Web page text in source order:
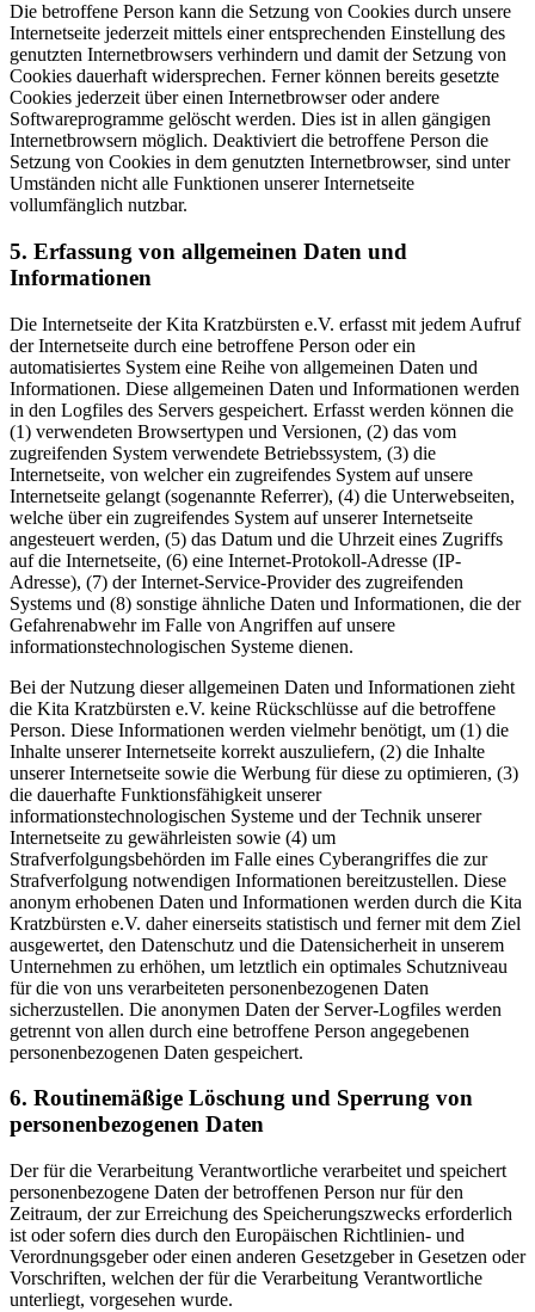
Die betroffene Person kann die Setzung von Cookies durch unsere
Internetseite jederzeit mittels einer entsprechenden Einstellung des
genutzten Internetbrowsers verhindern und damit der Setzung von
Cookies dauerhaft widersprechen. Ferner können bereits gesetzte
Cookies jederzeit über einen Internetbrowser oder andere
Softwareprogramme gelöscht werden. Dies ist in allen gängigen
Internetbrowsern möglich. Deaktiviert die betroffene Person die
Setzung von Cookies in dem genutzten Internetbrowser, sind unter
Umständen nicht alle Funktionen unserer Internetseite
vollumfänglich nutzbar.
5. Erfassung von allgemeinen Daten und
Informationen
Die Internetseite der Kita Kratzbürsten e.V. erfasst mit jedem Aufruf
der Internetseite durch eine betroffene Person oder ein
automatisiertes System eine Reihe von allgemeinen Daten und
Informationen. Diese allgemeinen Daten und Informationen werden
in den Logfiles des Servers gespeichert. Erfasst werden können die
(1) verwendeten Browsertypen und Versionen, (2) das vom
zugreifenden System verwendete Betriebssystem, (3) die
Internetseite, von welcher ein zugreifendes System auf unsere
Internetseite gelangt (sogenannte Referrer), (4) die Unterwebseiten,
welche über ein zugreifendes System auf unserer Internetseite
angesteuert werden, (5) das Datum und die Uhrzeit eines Zugriffs
auf die Internetseite, (6) eine Internet-Protokoll-Adresse (IP-
Adresse), (7) der Internet-Service-Provider des zugreifenden
Systems und (8) sonstige ähnliche Daten und Informationen, die der
Gefahrenabwehr im Falle von Angriffen auf unsere
informationstechnologischen Systeme dienen.
Bei der Nutzung dieser allgemeinen Daten und Informationen zieht
die Kita Kratzbürsten e.V. keine Rückschlüsse auf die betroffene
Person. Diese Informationen werden vielmehr benötigt, um (1) die
Inhalte unserer Internetseite korrekt auszuliefern, (2) die Inhalte
unserer Internetseite sowie die Werbung für diese zu optimieren, (3)
die dauerhafte Funktionsfähigkeit unserer
informationstechnologischen Systeme und der Technik unserer
Internetseite zu gewährleisten sowie (4) um
Strafverfolgungsbehörden im Falle eines Cyberangriffes die zur
Strafverfolgung notwendigen Informationen bereitzustellen. Diese
anonym erhobenen Daten und Informationen werden durch die Kita
Kratzbürsten e.V. daher einerseits statistisch und ferner mit dem Ziel
ausgewertet, den Datenschutz und die Datensicherheit in unserem
Unternehmen zu erhöhen, um letztlich ein optimales Schutzniveau
für die von uns verarbeiteten personenbezogenen Daten
sicherzustellen. Die anonymen Daten der Server-Logfiles werden
getrennt von allen durch eine betroffene Person angegebenen
personenbezogenen Daten gespeichert.
6. Routinemäßige Löschung und Sperrung von
personenbezogenen Daten
Der für die Verarbeitung Verantwortliche verarbeitet und speichert
personenbezogene Daten der betroffenen Person nur für den
Zeitraum, der zur Erreichung des Speicherungszwecks erforderlich
ist oder sofern dies durch den Europäischen Richtlinien- und
Verordnungsgeber oder einen anderen Gesetzgeber in Gesetzen oder
Vorschriften, welchen der für die Verarbeitung Verantwortliche
unterliegt, vorgesehen wurde.